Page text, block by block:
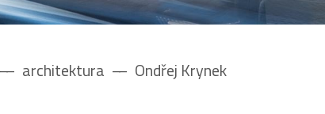
–– architektura –– Ondřej Krynek